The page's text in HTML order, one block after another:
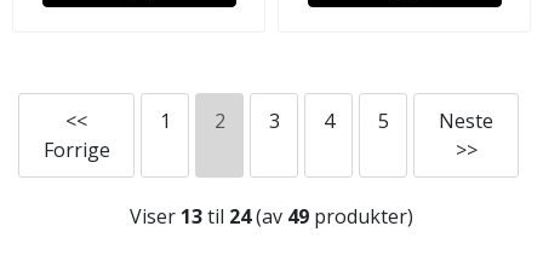
<<
Forrige
1 2 3 4 5
Neste
>>
Viser 13til 24(av 49 produkter)